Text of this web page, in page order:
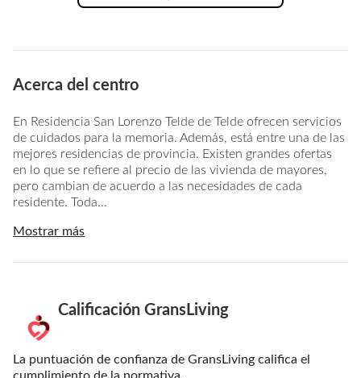
Acerca del centro
En Residencia San Lorenzo Telde de Telde ofrecen servicios
de cuidados para la memoria. Además, está entre una de las
mejores residencias de provincia. Existen grandes ofertas
en lo que se refiere al precio de las vivienda de mayores,
pero cambian de acuerdo a las necesidades de cada
residente. Toda...
Mostrar más
Calificación GransLiving
La puntuación de confianza de GransLiving califica el